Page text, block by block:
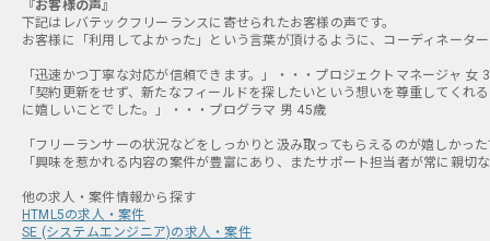
『お客様の声』
下記はレバテックフリーランスに寄せられたお客様の声です。
お客様に「利用してよかった」という言葉が頂けるように、コーディネータ
「迅速かつ丁寧な対応が信頼できます。」・・・プロジェクトマネージャ 女
「契約更新をせず、新たなフィールドを探したいという想いを尊重してく
に嬉しいことでした。」・・・プログラマ 男 45歳
「フリーランサーの状況などをしっかりと汲み取ってもらえるのが嬉しかっ
「興味を惹かれる内容の案件が豊富にあり、またサポート担当者が常に親
HTML5の求人・案件
SE (システムエンジニア)の求人・案件